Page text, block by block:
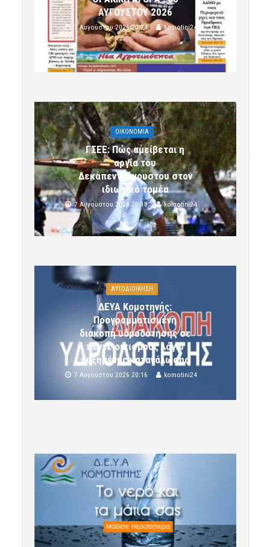
ΑΥΓΟΥΣΤΟΥ 2026
7 Αυγούστου 2026 20:24 komotini24
OIKONOMIA
ΓΣΕΕ: Πώς αμείβεται η
αργία του
Δεκαπενταύγουστου στον
ιδιωτικό τομέα
7 Αυγούστου 2026 20:18 komotini24
ΑΥΤΟΔΙΟΙΚΗΣΗ
ΔΕΥΑ Κομοτηνής:
Προγραμματισμένη
διακοπή υδροδότησης σε
πέντε οικισμούς λόγω
αυξημένης κατανάλωσης
7 Αυγούστου 2026 20:16 komotini24